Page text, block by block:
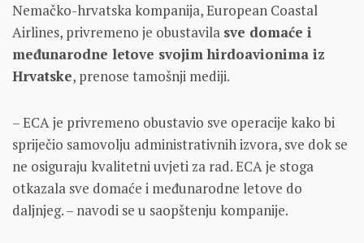
Nemačko-hrvatska kompanija, European Coastal
Airlines, privremeno je obustavila sve domaće i
međunarodne letove svojim hirdoavionima iz
Hrvatske, prenose tamošnji mediji.
– ECA je privremeno obustavio sve operacije kako bi
spriječio samovolju administrativnih izvora, sve dok se
ne osiguraju kvalitetni uvjeti za rad. ECA je stoga
otkazala sve domaće i međunarodne letove do
daljnjeg. – navodi se u saopštenju kompanije.